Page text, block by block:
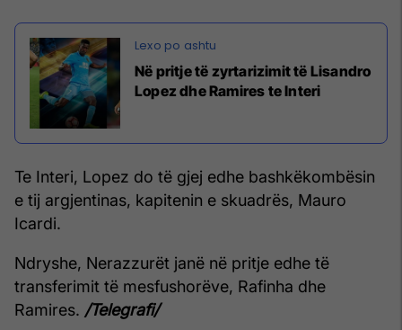
Në pritje të zyrtarizimit të Lisandro
Lopez dhe Ramires te Interi
Te Interi, Lopez do të gjej edhe bashkëkombësin
e tij argjentinas, kapitenin e skuadrës, Mauro
Icardi.
Ndryshe, Nerazzurët janë në pritje edhe të
transferimit të mesfushorëve, Rafinha dhe
Ramires. /Telegrafi/